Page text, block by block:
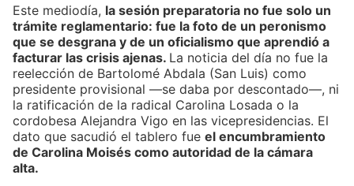
Este mediodía, la sesión preparatoria no fue solo un
trámite reglamentario: fue la foto de un peronismo
que se desgrana y de un oficialismo que aprendió a
facturar las crisis ajenas. La noticia del día no fue la
reelección de Bartolomé Abdala (San Luis) como
presidente provisional —se daba por descontado—, ni
la ratificación de la radical Carolina Losada o la
cordobesa Alejandra Vigo en las vicepresidencias. El
dato que sacudió el tablero fue el encumbramiento
de Carolina Moisés como autoridad de la cámara
alta.